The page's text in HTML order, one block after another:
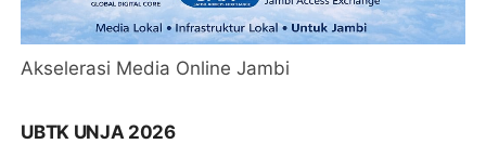
Akselerasi Media Online Jambi
UBTK UNJA 2026